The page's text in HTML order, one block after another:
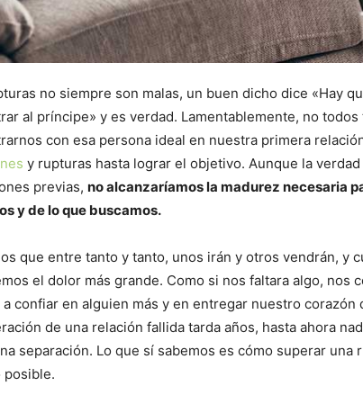
no siempre son malas, un buen dicho dice «Hay
al príncipe» y es verdad. Lamentablemente, no
con esa persona ideal en nuestra primera
y rupturas hasta lograr el objetivo. Aunque la
previas, no alcanzaríamos la madurez necesaria
y de lo que buscamos.
que entre tanto y tanto, unos irán y otros vendrán, y
el dolor más grande. Como si nos faltara algo, nos
a confiar en alguien más y en entregar nuestro
de una relación fallida tarda años, hasta ahora
separación. Lo que sí sabemos es cómo superar una
posible.